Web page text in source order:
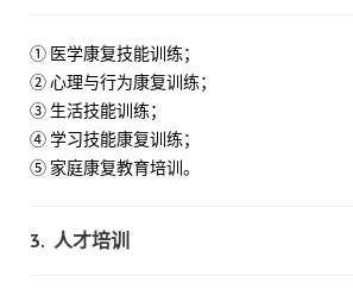
① 医学康复技能训练；
② 心理与行为康复训练；
③ 生活技能训练；
④ 学习技能康复训练；
⑤ 家庭康复教育培训。
3. 人才培训